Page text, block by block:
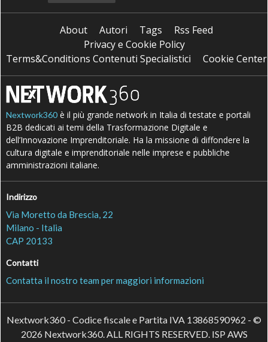
About Autori Tags
Rss Feed
Privacy e Cookie Policy
Terms&Conditions Contenuti Specialistici
Cookie Center
Nextwork360 è il più grande network in Italia di testate e portali
B2B dedicati ai temi della Trasformazione Digitale e
dell’Innovazione Imprenditoriale. Ha la missione di diffondere la
cultura digitale e imprenditoriale nelle imprese e pubbliche
amministrazioni italiane.
Indirizzo
Via Moretto da Brescia, 22
Milano - Italia
CAP 20133
Contatti
Contatta il nostro team per maggiori informazioni
Nextwork360 - Codice fiscale e Partita IVA 13868590962 - ©
2026 Nextwork360. ALL RIGHTS RESERVED. ISP AWS